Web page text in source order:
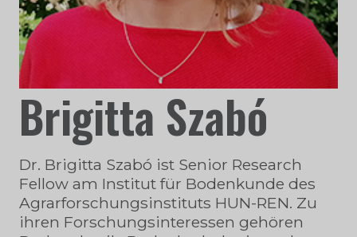
Brigitta Szabó
Dr. Brigitta Szabó ist Senior Research
Fellow am Institut für Bodenkunde des
Agrarforschungsinstituts HUN-REN. Zu
ihren Forschungsinteressen gehören